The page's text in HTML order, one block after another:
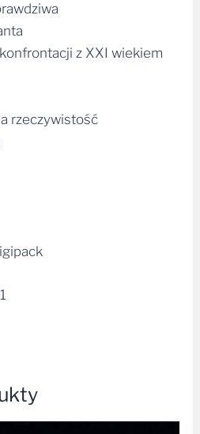
z XXI wiekiem
rzeczywistość